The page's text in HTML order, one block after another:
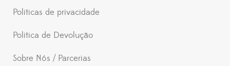
Politicas de privacidade
Politica de Devolução
Sobre Nós / Parcerias